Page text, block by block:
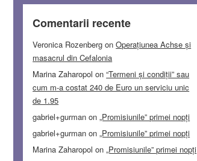
Comentarii recente
Veronica Rozenberg onOperațiunea Achse și
masacrul din Cefalonia
Marina Zaharopol on“Termeni și condiții” sau
cum m-a costat 240 de Euro un serviciu unic
de 1.95
gabriel+gurman on„Promisiunile” primei nopți
gabriel+gurman on„Promisiunile” primei nopți
Marina Zaharopol on„Promisiunile” primei nopți